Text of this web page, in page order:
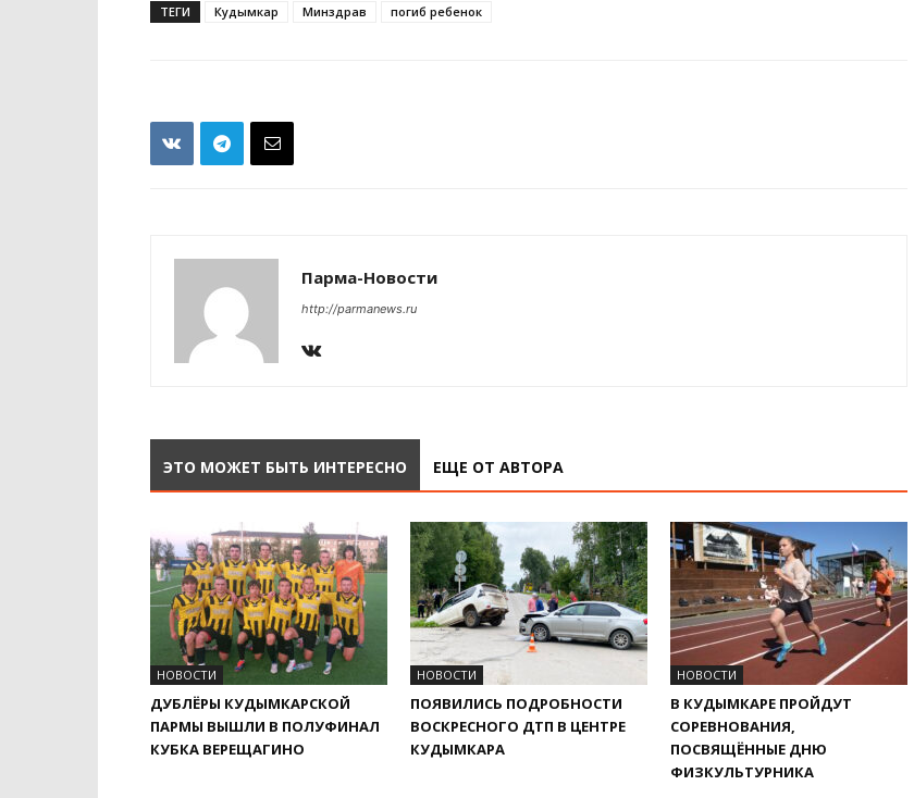
ТЕГИ Кудымкар Минздрав погиб ребенок
Парма-Новости
http://parmanews.ru
ЭТО МОЖЕТ БЫТЬ ИНТЕРЕСНО ЕЩЕ ОТ АВТОРА
НОВОСТИ
ДУБЛЁРЫ КУДЫМКАРСКОЙ
ПАРМЫ ВЫШЛИ В ПОЛУФИНАЛ
КУБКА ВЕРЕЩАГИНО
НОВОСТИ
ПОЯВИЛИСЬ ПОДРОБНОСТИ
ВОСКРЕСНОГО ДТП В ЦЕНТРЕ
КУДЫМКАРА
НОВОСТИ
В КУДЫМКАРЕ ПРОЙДУТ
СОРЕВНОВАНИЯ,
ПОСВЯЩЁННЫЕ ДНЮ
ФИЗКУЛЬТУРНИКА